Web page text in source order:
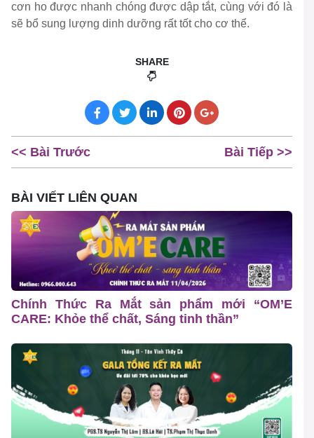
cơn ho được nhanh chóng được dập tắt, cùng với đó là
sẽ bổ sung lượng dinh dưỡng rất tốt cho cơ thể.
SHARE
<< Bài Trước Bài Tiếp >>
BÀI VIẾT LIÊN QUAN
Chính Thức Ra Mắt sản phẩm mới “OM’E
CARE: Khỏe thể chất, Sáng tinh thần”